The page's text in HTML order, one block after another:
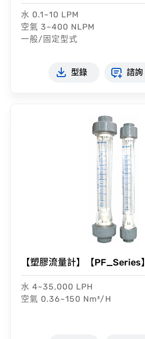
水 0.1~10 LPM
空氣 3~400 NLPM
一般/固定型式
型錄 諮詢
【塑膠流量計】【PF_Series】
水 4~35,000 LPH
空氣 0.36~150 Nm³/H